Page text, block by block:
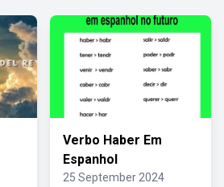
Verbo Haber Em
Espanhol
25 September 2024